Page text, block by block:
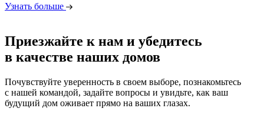
Узнать больше
Приезжайте к нам и убедитесь
в качестве наших домов
Почувствуйте уверенность в своем выборе, познакомьтесь
с нашей командой, задайте вопросы и увидьте, как ваш
будущий дом оживает прямо на ваших глазах.